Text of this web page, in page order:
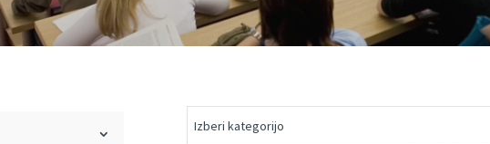
Izberi kategorijo